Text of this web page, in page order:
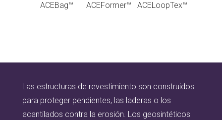
ACEBag™ ACEFormer™ ACELoopTex™
Las estructuras de revestimiento son construidos
para proteger pendientes, las laderas o los
acantilados contra la erosión. Los geosintéticos